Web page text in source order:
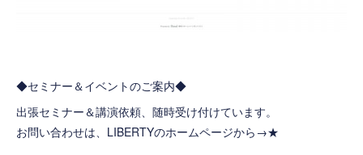
◆セミナー＆イベントのご案内◆
出張セミナー＆講演依頼、随時受け付けています。
お問い合わせは、LIBERTYのホームページから→★